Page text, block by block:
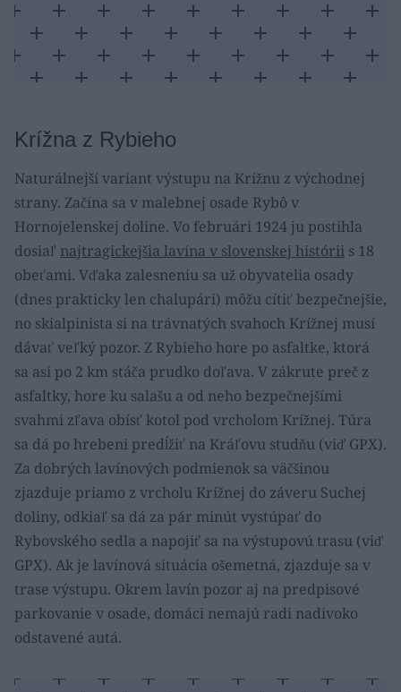
Krížna z Rybieho
Naturálnejší variant výstupu na Krížnu z východnej
strany. Začína sa v malebnej osade Rybô v
Hornojelenskej doline. Vo februári 1924 ju postihla
dosiaľ najtragickejšia lavína v slovenskej histórii s 18
obeťami. Vďaka zalesneniu sa už obyvatelia osady
(dnes prakticky len chalupári) môžu cítiť bezpečnejšie,
no skialpinista si na trávnatých svahoch Krížnej musí
dávať veľký pozor. Z Rybieho hore po asfaltke, ktorá
sa asi po 2 km stáča prudko doľava. V zákrute preč z
asfaltky, hore ku salašu a od neho bezpečnejšími
svahmi zľava obísť kotol pod vrcholom Krížnej. Túra
sa dá po hrebeni predĺžiť na Kráľovu studňu (viď GPX).
Za dobrých lavínových podmienok sa väčšinou
zjazduje priamo z vrcholu Krížnej do záveru Suchej
doliny, odkiaľ sa dá za pár minút vystúpať do
Rybovského sedla a napojiť sa na výstupovú trasu (viď
GPX). Ak je lavínová situácia ošemetná, zjazduje sa v
trase výstupu. Okrem lavín pozor aj na predpisové
parkovanie v osade, domáci nemajú radi nadivoko
odstavené autá.